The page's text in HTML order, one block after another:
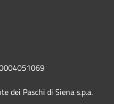
dei Paschi di Siena s.p.a.